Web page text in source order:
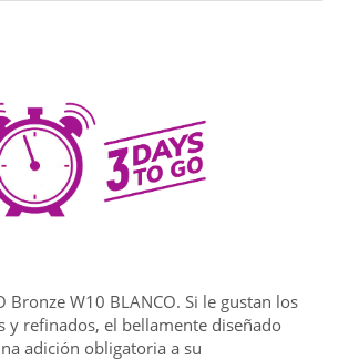
Bronze W10 BLANCO. Si le gustan los
y refinados, el bellamente diseñado
adición obligatoria a su